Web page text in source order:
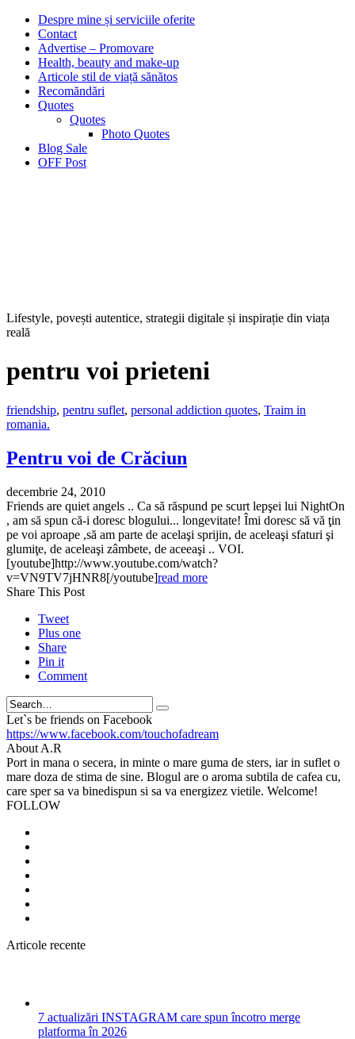
Despre mine și serviciile oferite
Contact
Advertise – Promovare
Health, beauty and make-up
Articole stil de viață sănătos
Recomăndări
Quotes
Quotes
Photo Quotes
Blog Sale
OFF Post
Lifestyle, povești autentice, strategii digitale și inspirație din viața
reală
pentru voi prieteni
friendship, pentru suflet, personal addiction quotes, Traim in
romania.
Pentru voi de Crăciun
decembrie 24, 2010
Friends are quiet angels .. Ca să răspund pe scurt lepşei lui NightOn
, am să spun că-i doresc blogului... longevitate! Îmi doresc să vă ţin
pe voi aproape ,să am parte de acelaşi sprijin, de aceleaşi sfaturi şi
glumiţe, de aceleaşi zâmbete, de aceeaşi .. VOI.
[youtube]http://www.youtube.com/watch?
v=VN9TV7jHNR8[/youtube]read more
Share This Post
Tweet
Plus one
Share
Pin it
Comment
Search
Let`s be friends on Facebook
https://www.facebook.com/touchofadream
About A.R
Port in mana o secera, in minte o mare guma de sters, iar in suflet o
mare doza de stima de sine. Blogul are o aroma subtila de cafea cu,
care sper sa va binedispun si sa va energizez vietile. Welcome!
FOLLOW
Articole recente
7 actualizări INSTAGRAM care spun încotro merge
platforma în 2026